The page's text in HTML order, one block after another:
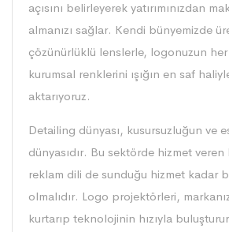
açısını belirleyerek yatırımınızdan
almanızı sağlar. Kendi bünyemizde
çözünürlüklü lenslerle, logonuzun her
kurumsal renklerini ışığın en saf
aktarıyoruz.
Detailing dünyası, kusursuzluğun ve
dünyasıdır. Bu sektörde hizmet
reklam dili de sunduğu hizmet kadar
olmalıdır. Logo projektörleri,
kurtarıp teknolojinin hızıyla